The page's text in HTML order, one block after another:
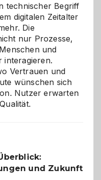
technischer Begriff
digitalen Zeitalter
Die
nur Prozesse,
und
interagieren.
Vertrauen und
wünschen sich
Nutzer erwarten
und Zukunft